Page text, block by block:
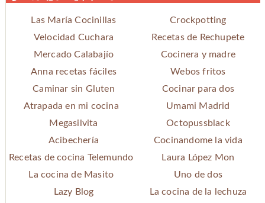
Las María Cocinillas
Crockpotting
Velocidad Cuchara
Recetas de Rechupete
Mercado Calabajío
Cocinera y madre
Anna recetas fáciles
Webos fritos
Caminar sin Gluten
Cocinar para dos
Atrapada en mi cocina
Umami Madrid
Megasilvita
Octopussblack
Acibechería
Cocinandome la vida
Recetas de cocina Telemundo
Laura López Mon
La cocina de Masito
Uno de dos
Lazy Blog
La cocina de la lechuza